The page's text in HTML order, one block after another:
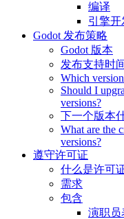
编译
引擎开
Godot 发布策略
Godot 版本
发布支持时
Which
Should I
versions?
下一个版本
What are the
versions?
遵守许可证
什么是许可
需求
包含
演职员